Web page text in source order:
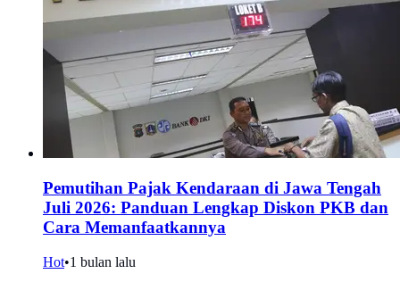
Pemutihan Pajak Kendaraan di Jawa Tengah
Juli 2026: Panduan Lengkap Diskon PKB dan
Cara Memanfaatkannya
Hot•1 bulan lalu